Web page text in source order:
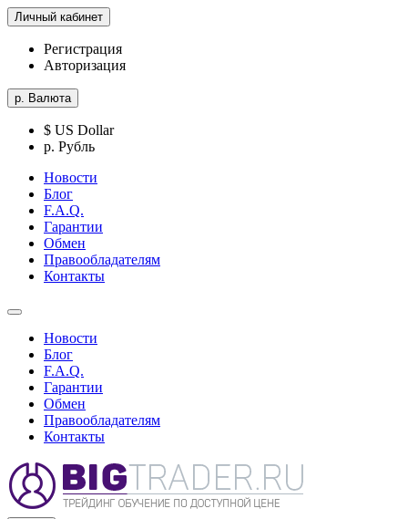
Личный кабинет
Регистрация
Авторизация
р. Валюта
$ US Dollar
р. Рубль
Новости
Блог
F.A.Q.
Гарантии
Обмен
Правообладателям
Контакты
Новости
Блог
F.A.Q.
Гарантии
Обмен
Правообладателям
Контакты